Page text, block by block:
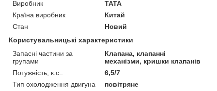
Виробник
TATA
Країна виробник
Китай
Стан
Новий
Користувальницькі характеристики
Запасні частини за
групами
Клапана, клапанні
механізми, кришки клапанів
Потужність, к.с.:
6,5/7
Тип охолодження двигуна
повітряне